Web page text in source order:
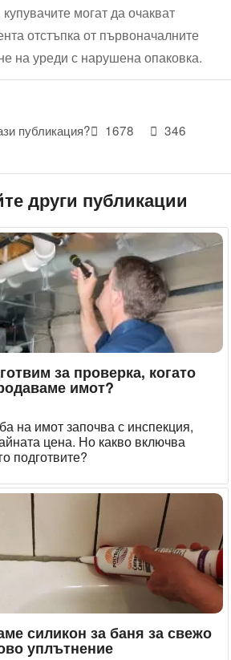
могат да очакват
отстъпка от първоначалните
на уреди с нарушена опаковка.
публикация? 1678 346
други публикации
за проверка, когато
имот?
на имот започва с инспекция,
цена. Но какво включва
подготвите?
силикон за баня за свежо
уплътнение